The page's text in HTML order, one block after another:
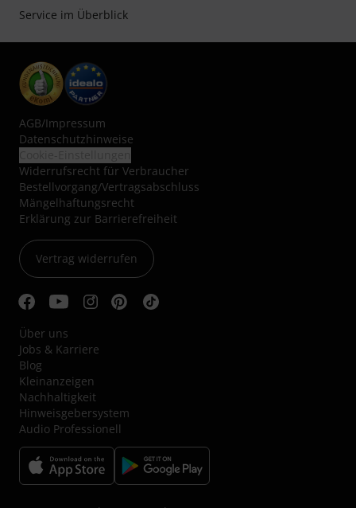
Service im Überblick
AGB/Impressum
Datenschutzhinweise
Widerrufsrecht für Verbraucher
Bestellvorgang/Vertragsabschluss
Mängelhaftungsrecht
Erklärung zur Barrierefreiheit
Vertrag widerrufen
Über uns
Jobs & Karriere
Blog
Kleinanzeigen
Nachhaltigkeit
Hinweisgebersystem
Audio Professionell